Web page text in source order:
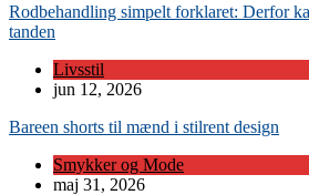
Rodbehandling simpelt forklaret: Derfor
tanden
Livsstil
jun 12, 2026
Bareen shorts til mænd i stilrent design
Smykker og Mode
maj 31, 2026